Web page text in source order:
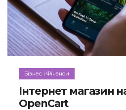
Бізнес і Фінанси
Інтернет магазин
OpenCart